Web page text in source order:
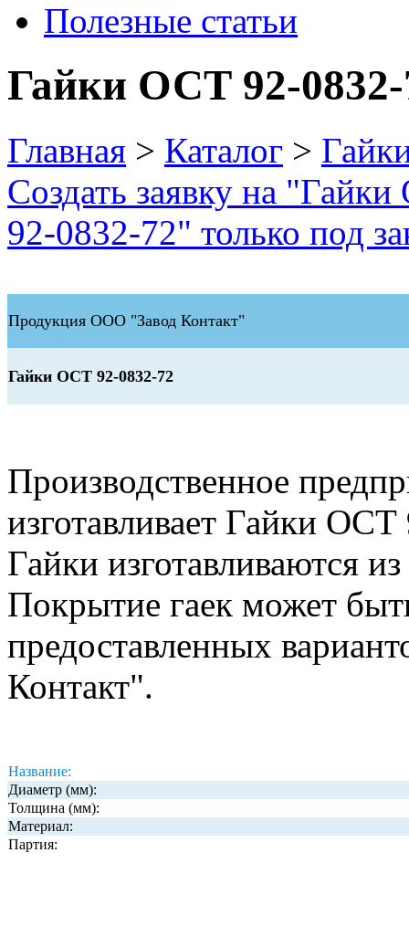
Полезные статьи
Гайки ОСТ 92-0832-
Главная > Каталог >
Создать заявку на
92-0832-72" только под
Продукция ООО "Завод Контакт"
Гайки ОСТ 92-0832-72
Производственное
изготавливает Гайки
Гайки изготавливаются
Покрытие гаек может
предоставленных
Контакт".
Название:
Диаметр (мм):
Толщина (мм):
Материал:
Партия: